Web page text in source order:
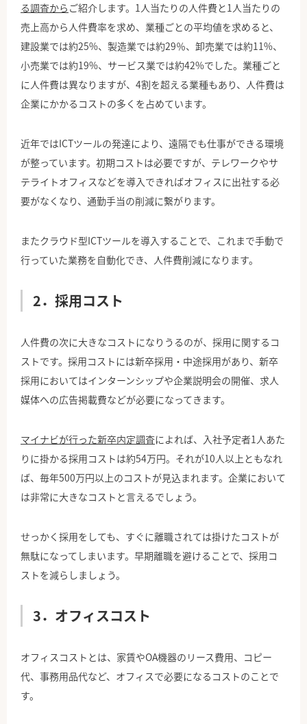
る調査から ご紹介します。1人当たりの人件費と1人当たりの
売上高から人件費率を求め、業種ごとの平均値を求めると、
建設業では約25%、製造業では約29％、卸売業では約11%、
小売業では約19%、サービス業では約42%でした。業種ごと
に人件費は異なりますが、4割を超える業種もあり、人件費は
企業にかかるコストの多くを占めています。
近年ではICTツールの発達により、遠隔でも仕事ができる環境
が整っています。初期コストは必要ですが、テレワークやサ
テライトオフィスなどを導入できればオフィスに出社する必
要がなくなり、通勤手当の削減に繋がります。
またクラウド型ICTツールを導入することで、これまで手動で
行っていた業務を自動化でき、人件費削減になります。
2．採用コスト
人件費の次に大きなコストになりうるのが、採用に関するコ
ストです。採用コストには新卒採用・中途採用があり、新卒
採用においてはインターンシップや企業説明会の開催、求人
媒体への広告掲載費などが必要になってきます。
マイナビが行った新卒内定調査によれば、入社予定者1人あた
りに掛かる採用コストは約54万円。それが10人以上ともなれ
ば、毎年500万円以上のコストが見込まれます。企業において
は非常に大きなコストと言えるでしょう。
せっかく採用をしても、すぐに離職されては掛けたコストが
無駄になってしまいます。早期離職を避けることで、採用コ
ストを減らしましょう。
3．オフィスコスト
オフィスコストとは、家賃やOA機器のリース費用、コピー
代、事務用品代など、オフィスで必要になるコストのことで
す。